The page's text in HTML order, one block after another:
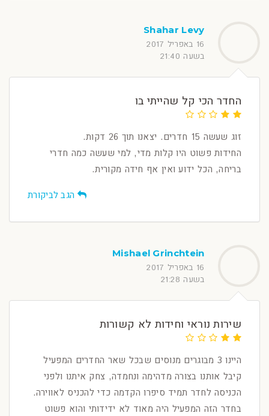
Shahar Levy
16 באפריל 2017
בשעה 21:40
החדר הכי קל שהייתי בו
זוג שעשה 15 חדרים. יצאנו תוך 26 דקות.
החידות פשוט היו קלות מדי, למי שעשה כמה חדרי
בריחה, הכל ידוע ואין אף חידה מקורית.
הגב לביקורת
Mishael Grinchtein
16 באפריל 2017
בשעה 21:28
שירות נוראי וחידות לא קשורות
היינו 3 מבוגרים מנוסים שבכל שאר החדרים המפעיל
קיבל אותנו בצורה מדהימה ונחמדה, צחק איתנו ולפני
הכניסה לחדר תמיד סיפרו הקדמה כדי להכניס לאווירה.
בחדר הזה המפעיל היה מאוד לא ידידותי והוא פשוט